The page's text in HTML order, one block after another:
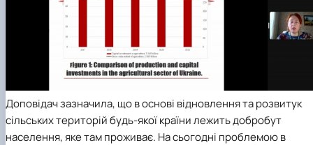
Доповідач зазначила, що в основі відновлення та розвитук
сільських територій будь-якої країни лежить добробут
населення, яке там проживає. На сьогодні проблемою в